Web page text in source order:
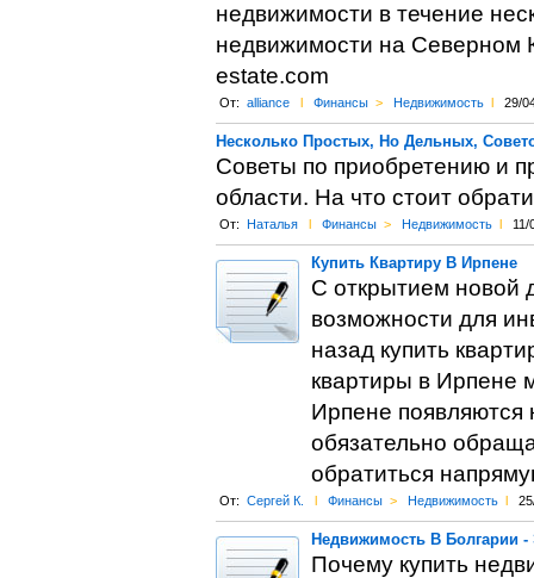
недвижимости в течение
недвижимости на Северном
estate.com
От: alliance l Финансы > Недвижимость l 29/
Несколько Простых, Но Дельных,
Советы по приобретению и
области. На что стоит
От: Наталья l Финансы > Недвижимость l 11/
Купить Квартиру В Ирпене
С открытием новой
возможности для
назад купить
квартиры в Ирпене
Ирпене появляются
обязательно
обратиться
От: Сергей К. l Финансы > Недвижимость l
Недвижимость В Болгарии
Почему купить